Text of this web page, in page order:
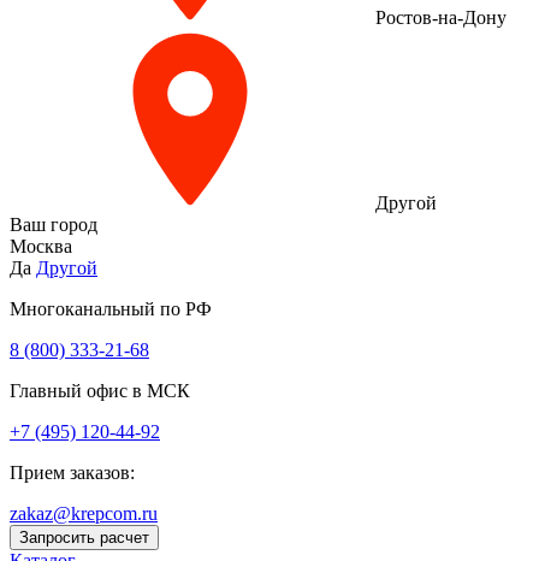
Ростов-на-Дону
Другой
Ваш город
Москва
Да Другой
Многоканальный по РФ
8 (800) 333‑21-68
Главный офис в МСК
+7 (495) 120-44-92
Прием заказов:
zakaz@krepcom.ru
Запросить расчет